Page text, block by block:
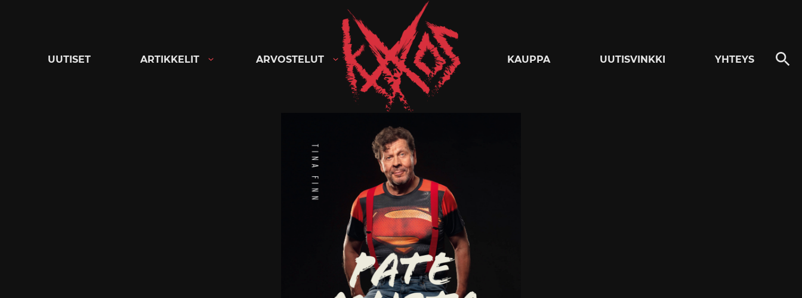
Kaaoszine
UUTISET ARTIKKELIT ARVOSTELUT KAUPPA UUTISVINKKI YHTEYS